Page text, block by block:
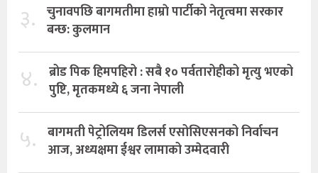
३. चुनावपछि बागमतीमा हाम्राे पार्टीको नेतृत्वमा सरकार
बन्छ: कुलमान
४. ब्रोड पिक हिमपहिरो : सबै १० पर्वतारोहीको मृत्यु भएको
पुष्टि, मृतकमध्ये ६ जना नेपाली
५. बागमती पेट्रोलियम डिलर्स एसोसिएसनको निर्वाचन
आज, अध्यक्षमा ईश्वर लामाको उम्मेदवारी